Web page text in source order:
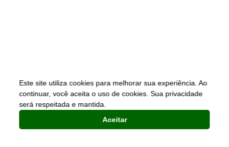
Este site utiliza cookies para melhorar sua experiência. Ao
continuar, você aceita o uso de cookies. Sua privacidade
será respeitada e mantida.
Aceitar